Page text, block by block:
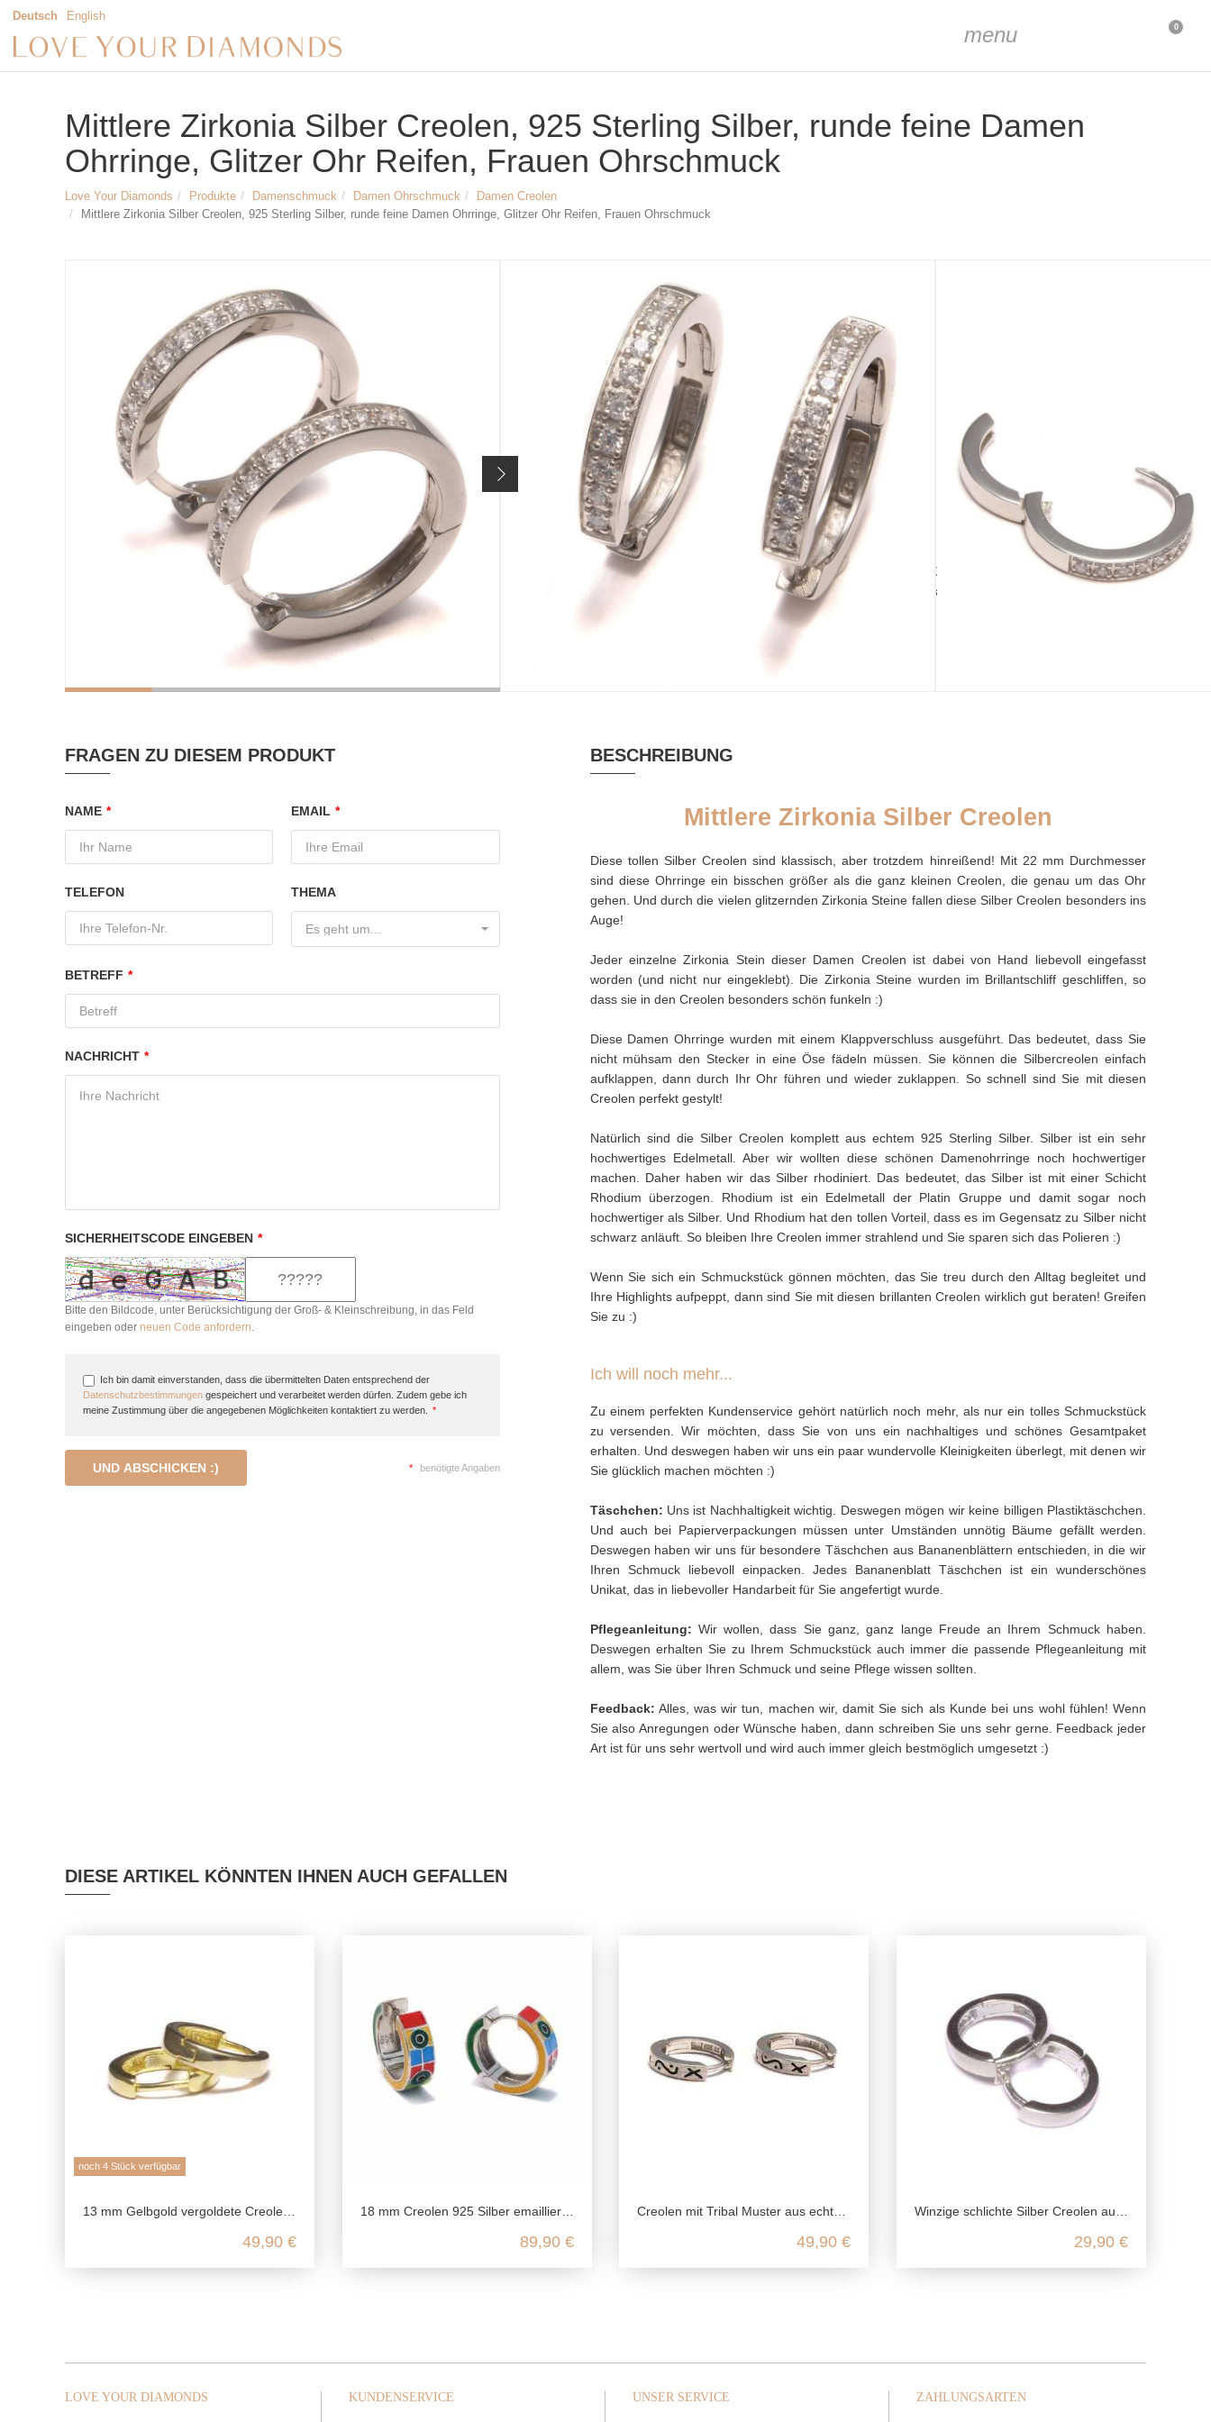
Deutsch English
menu 0
Mittlere Zirkonia Silber Creolen, 925 Sterling Silber, runde feine Damen
Ohrringe, Glitzer Ohr Reifen, Frauen Ohrschmuck
Love Your Diamonds Produkte Damenschmuck Damen Ohrschmuck
Damen Creolen
Mittlere Zirkonia Silber Creolen, 925 Sterling Silber, runde feine Damen Ohrringe, Glitzer Ohr Reifen, Frauen Ohrschmuck
Material: Sterling Silber, rhodiniert
Zirkonia Steine (handgefasst)
Außendurchmesser der Creolen: ca. 22 mm
Breite der Creolen: ca. 3 mm
Zirkonia: ca. 1,5mm breit, 9 Stück
Verschlussart: Klappverschluss
Artikelnr. 2774
69,90 €
Preis inkl. 19% MwSt. zzgl. Versandkosten
IN DEN WARENKORB
MATERIAL
RHODINIERT
TÄSCHCHEN
Palmblatttäschchen
BEIGABE
FRAGEN ZU DIESEM PRODUKT
NAME * EMAIL *
TELEFON THEMA
Es geht um...
BETREFF *
NACHRICHT *
SICHERHEITSCODE EINGEBEN *
Bitte den Bildcode, unter Berücksichtigung der Groß- & Kleinschreibung, in das Feld
eingeben oder neuen Code anfordern.
Ich bin damit einverstanden, dass die übermittelten Daten entsprechend der
Datenschutzbestimmungen gespeichert und verarbeitet werden dürfen. Zudem gebe ich
meine Zustimmung über die angegebenen Möglichkeiten kontaktiert zu werden.
*
UND ABSCHICKEN :) * benötigte Angaben
BESCHREIBUNG
Mittlere Zirkonia Silber Creolen
Diese tollen Silber Creolen sind klassisch, aber trotzdem hinreißend! Mit 22 mm Durchmesser
sind diese Ohrringe ein bisschen größer als die ganz kleinen Creolen, die genau um das Ohr
gehen. Und durch die vielen glitzernden Zirkonia Steine fallen diese Silber Creolen besonders ins
Auge!
Jeder einzelne Zirkonia Stein dieser Damen Creolen ist dabei von Hand liebevoll eingefasst
worden (und nicht nur eingeklebt). Die Zirkonia Steine wurden im Brillantschliff geschliffen, so
dass sie in den Creolen besonders schön funkeln :)
Diese Damen Ohrringe wurden mit einem Klappverschluss ausgeführt. Das bedeutet, dass Sie
nicht mühsam den Stecker in eine Öse fädeln müssen. Sie können die Silbercreolen einfach
aufklappen, dann durch Ihr Ohr führen und wieder zuklappen. So schnell sind Sie mit diesen
Creolen perfekt gestylt!
Natürlich sind die Silber Creolen komplett aus echtem 925 Sterling Silber. Silber ist ein sehr
hochwertiges Edelmetall. Aber wir wollten diese schönen Damenohrringe noch hochwertiger
machen. Daher haben wir das Silber rhodiniert. Das bedeutet, das Silber ist mit einer Schicht
Rhodium überzogen. Rhodium ist ein Edelmetall der Platin Gruppe und damit sogar noch
hochwertiger als Silber. Und Rhodium hat den tollen Vorteil, dass es im Gegensatz zu Silber nicht
schwarz anläuft. So bleiben Ihre Creolen immer strahlend und Sie sparen sich das Polieren :)
Wenn Sie sich ein Schmuckstück gönnen möchten, das Sie treu durch den Alltag begleitet und
Ihre Highlights aufpeppt, dann sind Sie mit diesen brillanten Creolen wirklich gut beraten! Greifen
Sie zu :)
Ich will noch mehr...
Zu einem perfekten Kundenservice gehört natürlich noch mehr, als nur ein tolles Schmuckstück
zu versenden. Wir möchten, dass Sie von uns ein nachhaltiges und schönes Gesamtpaket
erhalten. Und deswegen haben wir uns ein paar wundervolle Kleinigkeiten überlegt, mit denen wir
Sie glücklich machen möchten :)
Täschchen: Uns ist Nachhaltigkeit wichtig. Deswegen mögen wir keine billigen Plastiktäschchen.
Und auch bei Papierverpackungen müssen unter Umständen unnötig Bäume gefällt werden.
Deswegen haben wir uns für besondere Täschchen aus Bananenblättern entschieden, in die wir
Ihren Schmuck liebevoll einpacken. Jedes Bananenblatt Täschchen ist ein wunderschönes
Unikat, das in liebevoller Handarbeit für Sie angefertigt wurde.
Pflegeanleitung: Wir wollen, dass Sie ganz, ganz lange Freude an Ihrem Schmuck haben.
Deswegen erhalten Sie zu Ihrem Schmuckstück auch immer die passende Pflegeanleitung mit
allem, was Sie über Ihren Schmuck und seine Pflege wissen sollten.
Feedback: Alles, was wir tun, machen wir, damit Sie sich als Kunde bei uns wohl fühlen! Wenn
Sie also Anregungen oder Wünsche haben, dann schreiben Sie uns sehr gerne. Feedback jeder
Art ist für uns sehr wertvoll und wird auch immer gleich bestmöglich umgesetzt :)
DIESE ARTIKEL KÖNNTEN IHNEN AUCH GEFALLEN
noch 4 Stück verfügbar
13 mm Gelbgold vergoldete Creolen aus 925 Sterling Silber
49,90 €
18 mm Creolen 925 Silber emailliert, Ohrringe breit und bunt, Klappcreolen Silber 925, Emaille Schmuck Ohrringe, nickelfrei
89,90 €
Creolen mit Tribal Muster aus echtem 925 Sterling Silber
49,90 €
Winzige schlichte Silber Creolen aus 925 Sterling Silber
29,90 €
LOVE YOUR DIAMONDS KUNDENSERVICE UNSER SERVICE ZAHLUNGSARTEN